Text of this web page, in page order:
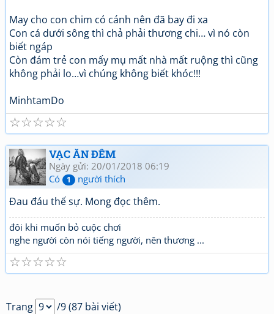
May cho con chim có cánh nên đã bay đi xa
Con cá dưới sông thì chả phải thương chi… vì nó còn
biết ngáp
Còn đám trẻ con mấy mụ mất nhà mất ruộng thì cũng
không phải lo…vì chúng không biết khóc!!!
MinhtamDo
☆
☆
☆
☆
☆
VẠC ĂN ĐÊM
Ngày gửi: 20/01/2018 06:19
Có
1 người thích
Đau đáu thế sự. Mong đọc thêm.
đôi khi muốn bỏ cuộc chơi
nghe người còn nói tiếng người, nên thương ...
☆
☆
☆
☆
☆
Trang /9 (87 bài viết)